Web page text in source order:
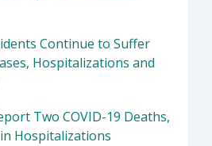
Continue to Suffer
Hospitalizations and
Two COVID-19 Deaths,
Hospitalizations